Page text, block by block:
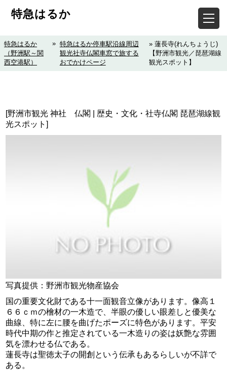
特急はるか
特急はるか
（野洲駅～関
西空港駅）
» 特急はるか停車駅沿線周辺
観光社寺仏閣車窓で旅する
おでかけページ
» 蓮長寺(れんちょうじ)
【野洲市観光／琵琶湖線
観光スポット】
[野洲市観光 神社 仏閣 | 歴史・文化・社寺仏閣 琵琶湖線観
光スポット]
写真提供：野洲市観光物産協会
国の重要文化財である十一面観音立像があります。像高１
６６ｃｍの檜材の一木造で、半眼の優しい眼差しと優美な
曲線、特に左に腰を曲げたポーズに特色があります。平安
時代中期の作と推定されている一木造りの姿は妖艶な雰囲
気を漂わせる仏である。
蓮長寺は聖徳太子の開創という伝承もあるらしいが不詳で
ある。